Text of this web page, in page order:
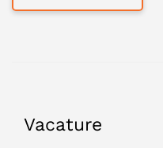
Vacature